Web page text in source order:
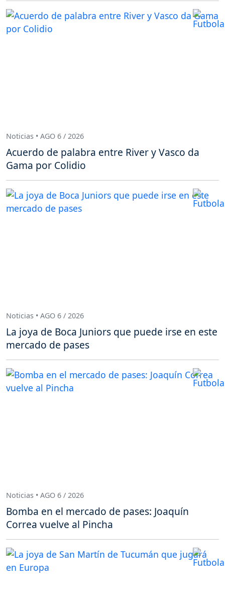
Noticias • AGO 6 / 2026
Acuerdo de palabra entre River y Vasco da
Gama por Colidio
Noticias • AGO 6 / 2026
La joya de Boca Juniors que puede irse en este
mercado de pases
Noticias • AGO 6 / 2026
Bomba en el mercado de pases: Joaquín
Correa vuelve al Pincha